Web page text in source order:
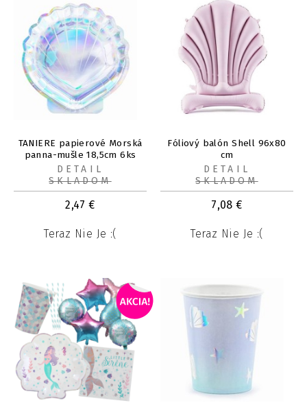
TANIERE papierové Morská
panna-mušle 18,5cm 6ks
2,47 €
Teraz Nie Je :(
DETAIL
SKLADOM
Fóliový balón Shell 96x80
cm
7,08 €
Teraz Nie Je :(
DETAIL
SKLADOM